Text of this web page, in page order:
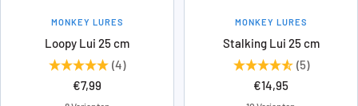
MONKEY LURES
Loopy Lui 25 cm
(4)
Angebotspreis
€7,99
MONKEY LURES
Stalking Lui 25 cm
(5)
Angebotspreis
€14,95